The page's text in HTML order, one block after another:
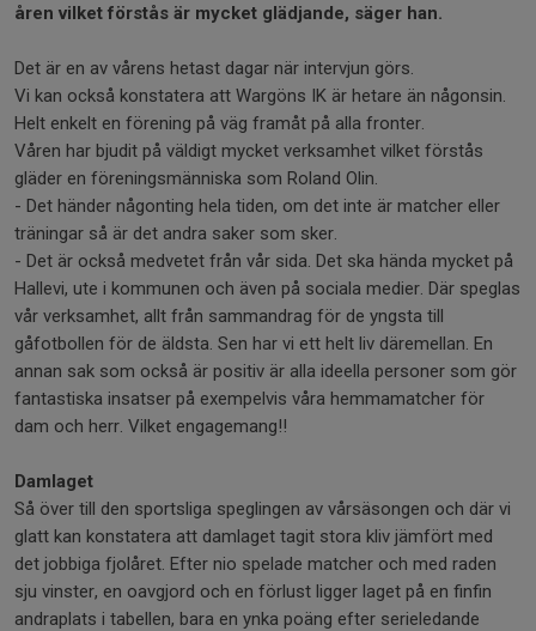
åren vilket förstås är mycket glädjande, säger han.
Det är en av vårens hetast dagar när intervjun görs.
Vi kan också konstatera att Wargöns IK är hetare än någonsin.
Helt enkelt en förening på väg framåt på alla fronter.
Våren har bjudit på väldigt mycket verksamhet vilket förstås
gläder en föreningsmänniska som Roland Olin.
- Det händer någonting hela tiden, om det inte är matcher eller
träningar så är det andra saker som sker.
- Det är också medvetet från vår sida. Det ska hända mycket på
Hallevi, ute i kommunen och även på sociala medier. Där speglas
vår verksamhet, allt från sammandrag för de yngsta till
gåfotbollen för de äldsta. Sen har vi ett helt liv däremellan. En
annan sak som också är positiv är alla ideella personer som gör
fantastiska insatser på exempelvis våra hemmamatcher för
dam och herr. Vilket engagemang!!
Damlaget
Så över till den sportsliga speglingen av vårsäsongen och där vi
glatt kan konstatera att damlaget tagit stora kliv jämfört med
det jobbiga fjolåret. Efter nio spelade matcher och med raden
sju vinster, en oavgjord och en förlust ligger laget på en finfin
andraplats i tabellen, bara en ynka poäng efter serieledande